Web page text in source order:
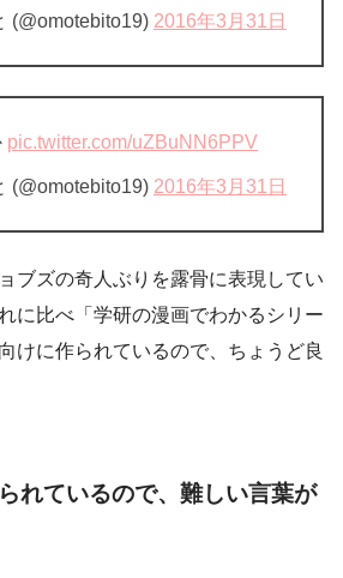
(@omotebito19) 2016年3月31日
pic.twitter.com/uZBuNN6PPV
(@omotebito19) 2016年3月31日
ブズの奇人ぶりを露骨に表現してい
に比べ「学研の漫画でわかるシリー
けに作られているので、ちょうど良
れているので、難しい言葉が